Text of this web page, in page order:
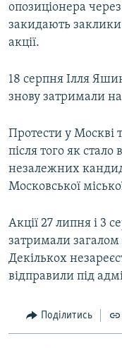
опозиціонера
закидають
акції.
18 серпня Ілля
знову затримали
Протести у Москві
після того як
незалежних
Московської
Акції 27 липня і 3
затримали
Декількох
відправили під
Поділитись